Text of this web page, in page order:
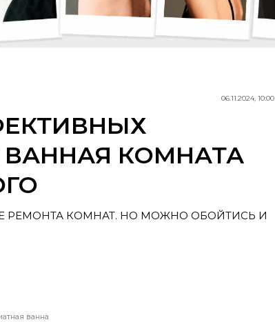
06.11.2024, 10:00
КОМНАТА
РЕМОНТА КОМНАТ. НО МОЖНО ОБОЙТИСЬ И
ванна